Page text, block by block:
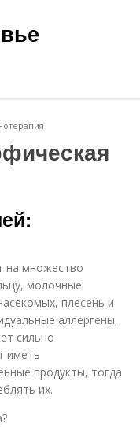
на множество
молочные
плесень и
аллергены,
сильно
иметь
продукты, тогда
их.